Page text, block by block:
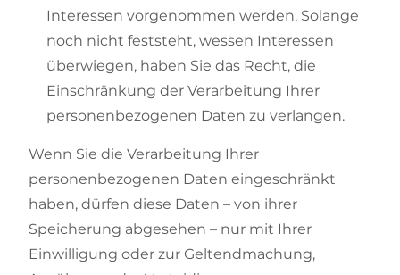
Interessen vorgenommen werden. Solange
noch nicht feststeht, wessen Interessen
überwiegen, haben Sie das Recht, die
Einschränkung der Verarbeitung Ihrer
personenbezogenen Daten zu verlangen.
Wenn Sie die Verarbeitung Ihrer
personenbezogenen Daten eingeschränkt
haben, dürfen diese Daten – von ihrer
Speicherung abgesehen – nur mit Ihrer
Einwilligung oder zur Geltendmachung,